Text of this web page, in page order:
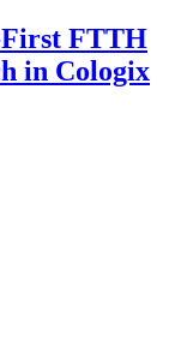
First FTTH
in Cologix